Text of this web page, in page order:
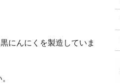
にんにくを製造していま